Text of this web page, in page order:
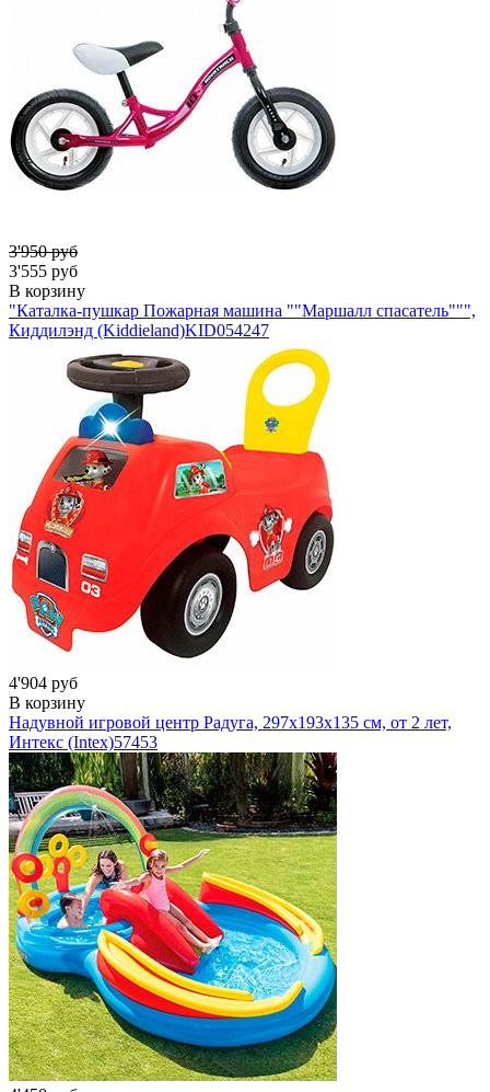
3'950 руб
3'555 руб
В корзину
"Каталка-пушкар Пожарная машина ""Маршалл спасатель""",
Киддилэнд (Kiddieland)KID054247
4'904 руб
В корзину
Надувной игровой центр Радуга, 297х193х135 см, от 2 лет,
Интекс (Intex)57453